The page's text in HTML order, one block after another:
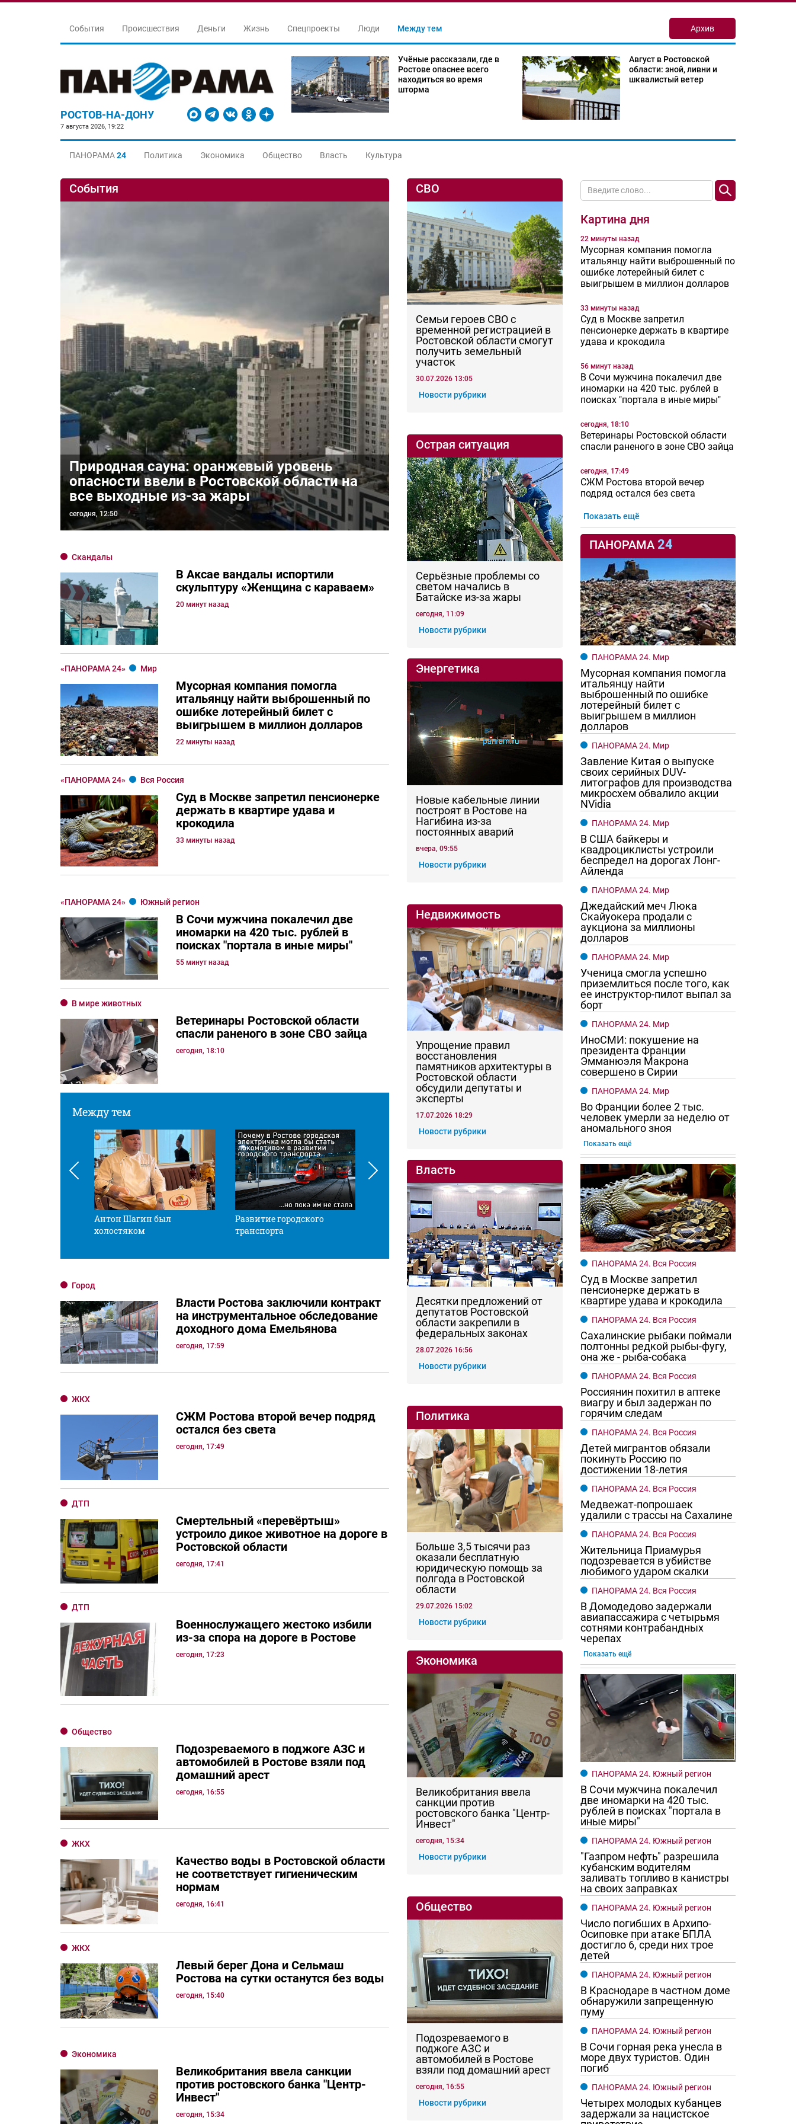
События Происшествия Деньги Жизнь Спецпроекты Люди Между тем Архив
РОСТОВ-НА-ДОНУ
7 августа 2026, 19:22
Учёные рассказали, где в
Ростове опаснее всего
находиться во время
шторма
Август в Ростовской
области: зной, ливни и
шквалистый ветер
ПАНОРАМА24 Политика Экономика Общество Власть Культура
События
Природная сауна: оранжевый уровень
опасности ввели в Ростовской области на
все выходные из-за жары
сегодня, 12:50
Скандалы
В Аксае вандалы испортили
скульптуру «Женщина с караваем»
20 минут назад
«ПАНОРАМА 24» Мир
Мусорная компания помогла
итальянцу найти выброшенный по
ошибке лотерейный билет с
выигрышем в миллион долларов
22 минуты назад
«ПАНОРАМА 24» Вся Россия
Суд в Москве запретил пенсионерке
держать в квартире удава и
крокодила
33 минуты назад
«ПАНОРАМА 24» Южный регион
В Сочи мужчина покалечил две
иномарки на 420 тыс. рублей в
поисках "портала в иные миры"
55 минут назад
В мире животных
Ветеринары Ростовской области
спасли раненого в зоне СВО зайца
сегодня, 18:10
Между тем
Антон Шагин был
холостяком
Развитие городского
транспорта
Красной нитью Чего хотят женщины? Ростовчане смотрите в оба
Город
Власти Ростова заключили контракт
на инструментальное обследование
доходного дома Емельянова
сегодня, 17:59
ЖКХ
СЖМ Ростова второй вечер подряд
остался без света
сегодня, 17:49
ДТП
Смертельный «перевёртыш»
устроило дикое животное на дороге в
Ростовской области
сегодня, 17:41
ДТП
Военнослужащего жестоко избили
из-за спора на дороге в Ростове
сегодня, 17:23
Общество
Подозреваемого в поджоге АЗС и
автомобилей в Ростове взяли под
домашний арест
сегодня, 16:55
ЖКХ
Качество воды в Ростовской области
не соответствует гигиеническим
нормам
сегодня, 16:41
ЖКХ
Левый берег Дона и Сельмаш
Ростова на сутки останутся без воды
сегодня, 15:40
Экономика
Великобритания ввела санкции
против ростовского банка "Центр-
Инвест"
сегодня, 15:34
СВО
Семьи героев СВО с
временной регистрацией в
Ростовской области смогут
получить земельный
участок
30.07.2026 13:05
Новости рубрики
Острая ситуация
Серьёзные проблемы со
светом начались в
Батайске из-за жары
сегодня, 11:09
Новости рубрики
Энергетика
Новые кабельные линии
построят в Ростове на
Нагибина из-за
постоянных аварий
вчера, 09:55
Новости рубрики
Недвижимость
Упрощение правил
восстановления
памятников архитектуры в
Ростовской области
обсудили депутаты и
эксперты
17.07.2026 18:29
Новости рубрики
Власть
Десятки предложений от
депутатов Ростовской
области закрепили в
федеральных законах
28.07.2026 16:56
Новости рубрики
Политика
Больше 3,5 тысячи раз
оказали бесплатную
юридическую помощь за
полгода в Ростовской
области
29.07.2026 15:02
Новости рубрики
Экономика
Великобритания ввела
санкции против
ростовского банка "Центр-
Инвест"
сегодня, 15:34
Новости рубрики
Общество
Подозреваемого в
поджоге АЗС и
автомобилей в Ростове
взяли под домашний арест
сегодня, 16:55
Новости рубрики
Картина дня
22 минуты назад
Мусорная компания помогла
итальянцу найти выброшенный по
ошибке лотерейный билет с
выигрышем в миллион долларов
33 минуты назад
Суд в Москве запретил
пенсионерке держать в квартире
удава и крокодила
56 минут назад
В Сочи мужчина покалечил две
иномарки на 420 тыс. рублей в
поисках "портала в иные миры"
сегодня, 18:10
Ветеринары Ростовской области
спасли раненого в зоне СВО зайца
сегодня, 17:49
СЖМ Ростова второй вечер
подряд остался без света
Показать ещё
ПАНОРАМА 24
ПАНОРАМА 24. Мир
Мусорная компания помогла
итальянцу найти
выброшенный по ошибке
лотерейный билет с
выигрышем в миллион
долларов
ПАНОРАМА 24. Мир
Завление Китая о выпуске
своих серийных DUV-
литографов для производства
микросхем обвалило акции
NVidia
ПАНОРАМА 24. Мир
В США байкеры и
квадроциклисты устроили
беспредел на дорогах Лонг-
Айленда
ПАНОРАМА 24. Мир
Джедайский меч Люка
Скайуокера продали с
аукциона за миллионы
долларов
ПАНОРАМА 24. Мир
Ученица смогла успешно
приземлиться после того, как
ее инструктор-пилот выпал за
борт
ПАНОРАМА 24. Мир
ИноСМИ: покушение на
президента Франции
Эмманюэля Макрона
совершено в Сирии
ПАНОРАМА 24. Мир
Во Франции более 2 тыс.
человек умерли за неделю от
аномального зноя
Показать ещё
ПАНОРАМА 24. Вся Россия
Суд в Москве запретил
пенсионерке держать в
квартире удава и крокодила
ПАНОРАМА 24. Вся Россия
Сахалинские рыбаки поймали
полтонны редкой рыбы-фугу,
она же - рыба-собака
ПАНОРАМА 24. Вся Россия
Россиянин похитил в аптеке
виагру и был задержан по
горячим следам
ПАНОРАМА 24. Вся Россия
Детей мигрантов обязали
покинуть Россию по
достижении 18-летия
ПАНОРАМА 24. Вся Россия
Медвежат-попрошаек
удалили с трассы на Сахалине
ПАНОРАМА 24. Вся Россия
Жительница Приамурья
подозревается в убийстве
любимого ударом скалки
ПАНОРАМА 24. Вся Россия
В Домодедово задержали
авиапассажира с четырьмя
сотнями контрабандных
черепах
Показать ещё
ПАНОРАМА 24. Южный регион
В Сочи мужчина покалечил
две иномарки на 420 тыс.
рублей в поисках "портала в
иные миры"
ПАНОРАМА 24. Южный регион
"Газпром нефть" разрешила
кубанским водителям
заливать топливо в канистры
на своих заправках
ПАНОРАМА 24. Южный регион
Число погибших в Архипо-
Осиповке при атаке БПЛА
достигло 6, среди них трое
детей
ПАНОРАМА 24. Южный регион
В Краснодаре в частном доме
обнаружили запрещенную
пуму
ПАНОРАМА 24. Южный регион
В Сочи горная река унесла в
море двух туристов. Один
погиб
ПАНОРАМА 24. Южный регион
Четырех молодых кубанцев
задержали за нацистское